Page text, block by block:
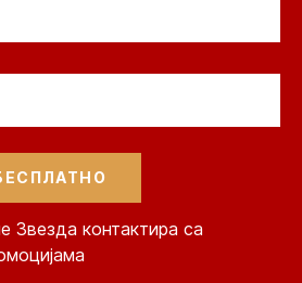
Звезда контактира са